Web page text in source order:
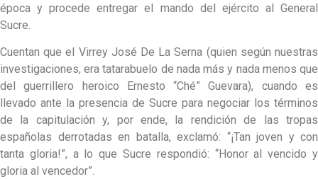
época y procede entregar el mando del ejército al General
Sucre.
Cuentan que el Virrey José De La Serna (quien según nuestras
investigaciones, era tatarabuelo de nada más y nada menos que
del guerrillero heroico Ernesto “Ché” Guevara), cuando es
llevado ante la presencia de Sucre para negociar los términos
de la capitulación y, por ende, la rendición de las tropas
españolas derrotadas en batalla, exclamó: “¡Tan joven y con
tanta gloria!”, a lo que Sucre respondió: “Honor al vencido y
gloria al vencedor”.